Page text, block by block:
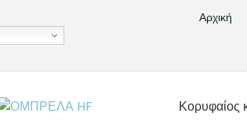
Αρχική
Κορυφαίος